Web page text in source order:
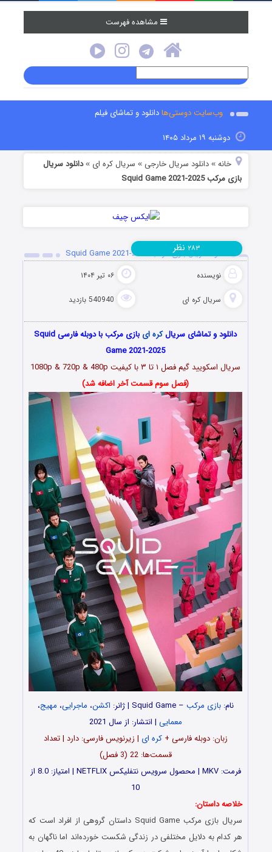
مشاهده فهرست
وب‌سایت دوستی‌هادانلود و تماشای فیلم
دوشنبه ۱۹ مرداد ۱۴۰۵
خانه »دانلود سریال خارجی » سریال کره ای »دانلود سریال
بازی مرکب Squid Game 2021-2025
دانلود سریال بازی مرکب Squid Game 2021-2025
نویسنده ۰۶ تیر ۱۴۰۴
سریال کره ای 540940 بازدید
۲۸۳ نظر
دانلود و تماشای سریالکره ای
بازی مرکب با دوبله فارسی Squid
Game 2021-2025
سریال اسکویید گیم فصل ۱ تا ۳ با کیفیت 1080p & 720p & 480p
(فصل سوم قسمت آخر اضافه شد)
نام:بازی مرکب – Squid Game | ژانر: اکشن، ماجرایی، مهیج،
معمایی | انتشار: از سال 2021
زبان: دوبله فارسی +کره ای | زیرنویس فارسی: دارد | تعداد
قسمت‌ها: 22 (3 فصل)
فرمت: MKV | محصول سرویس نتفلیکس NETFLIX | امتیاز: 8.0 از
10
خلاصه داستان:
سریال بازی مرکب Squid Game داستان گروهی از افراد است که
هر کدام به دلایل مختلفی در زندگی شکست خورده‌اند اما ناگهان به